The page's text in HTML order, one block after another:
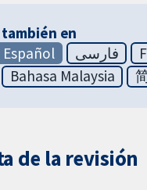
en
Español فارسی
Bahasa Malaysia
de la revisión